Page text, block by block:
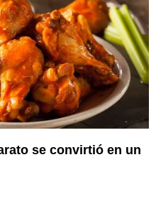
se convirtió en un